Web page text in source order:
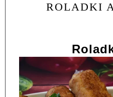
ROLADKI